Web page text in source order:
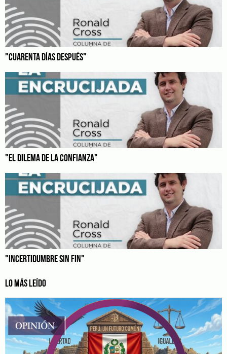
"CUARENTA DÍAS DESPUÉS"
"EL DILEMA DE LA CONFIANZA"
"INCERTIDUMBRE SIN FIN"
LO MÁS LEÍDO